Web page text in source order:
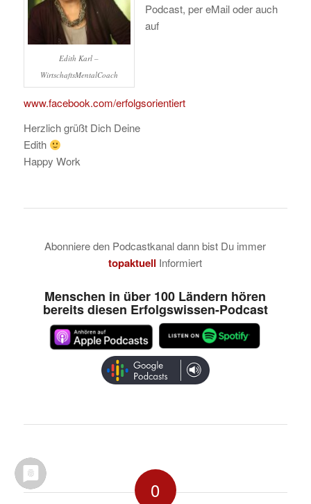
Edith Karl –
WirtschaftsMentalCoach
Podcast, per eMail oder auch
auf
www.facebook.com/erfolgsorientiert
Herzlich grüßt Dich Deine
Edith
Happy Work
Abonniere den Podcastkanal dann bist Du immer
topaktuell Informiert
Menschen in über 100 Ländern hören
bereits diesen Erfolgswissen-Podcast
0